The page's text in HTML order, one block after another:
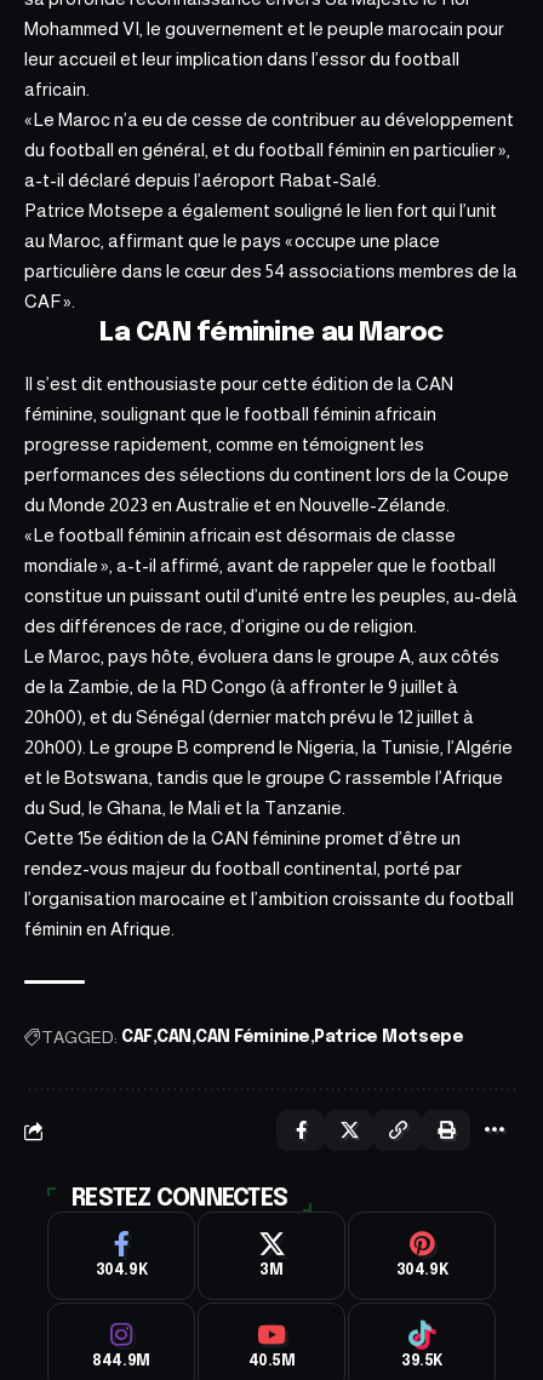
Mohammed VI, le gouvernement et le peuple marocain pour
leur accueil et leur implication dans l’essor du football
africain.
« Le Maroc n’a eu de cesse de contribuer au développement
du football en général, et du football féminin en particulier »,
a-t-il déclaré depuis l’aéroport Rabat-Salé.
Patrice Motsepe a également souligné le lien fort qui l’unit
au Maroc, affirmant que le pays « occupe une place
particulière dans le cœur des 54 associations membres de la
CAF ».
La CAN féminine au Maroc
Il s’est dit enthousiaste pour cette édition de la CAN
féminine , soulignant que le football féminin africain
progresse rapidement, comme en témoignent les
performances des sélections du continent lors de la Coupe
du Monde 2023 en Australie et en Nouvelle-Zélande.
« Le football féminin africain est désormais de classe
mondiale », a-t-il affirmé, avant de rappeler que le football
constitue un puissant outil d’unité entre les peuples, au-delà
des différences de race, d’origine ou de religion.
Le Maroc, pays hôte, évoluera dans le groupe A, aux côtés
de la Zambie, de la RD Congo (à affronter le 9 juillet à
20h00), et du Sénégal (dernier match prévu le 12 juillet à
20h00). Le groupe B comprend le Nigeria, la Tunisie, l’Algérie
et le Botswana, tandis que le groupe C rassemble l’Afrique
du Sud, le Ghana, le Mali et la Tanzanie.
Cette 15e édition de la CAN féminine promet d’être un
rendez-vous majeur du football continental, porté par
l’organisation marocaine et l’ambition croissante du football
féminin en Afrique.
TAGGED: CAF CAN CAN Féminine Patrice Motsepe
RESTEZ CONNECTES
304.9K 3M 304.9K
844.9M 40.5M 39.5K